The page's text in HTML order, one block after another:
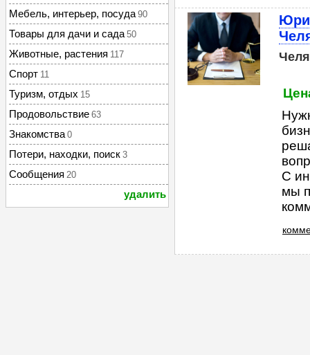
Мебель, интерьер, посуда 90
Товары для дачи и сада 50
Животные, растения 117
Спорт 11
Туризм, отдых 15
Продовольствие 63
Знакомства 0
Потери, находки, поиск 3
Сообщения 20
удалить
С
мы